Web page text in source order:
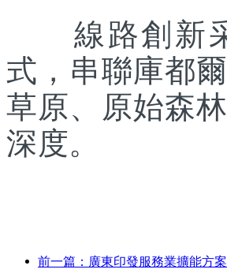
線路創新采
式，串聯庫都
草原、原始森
深度。